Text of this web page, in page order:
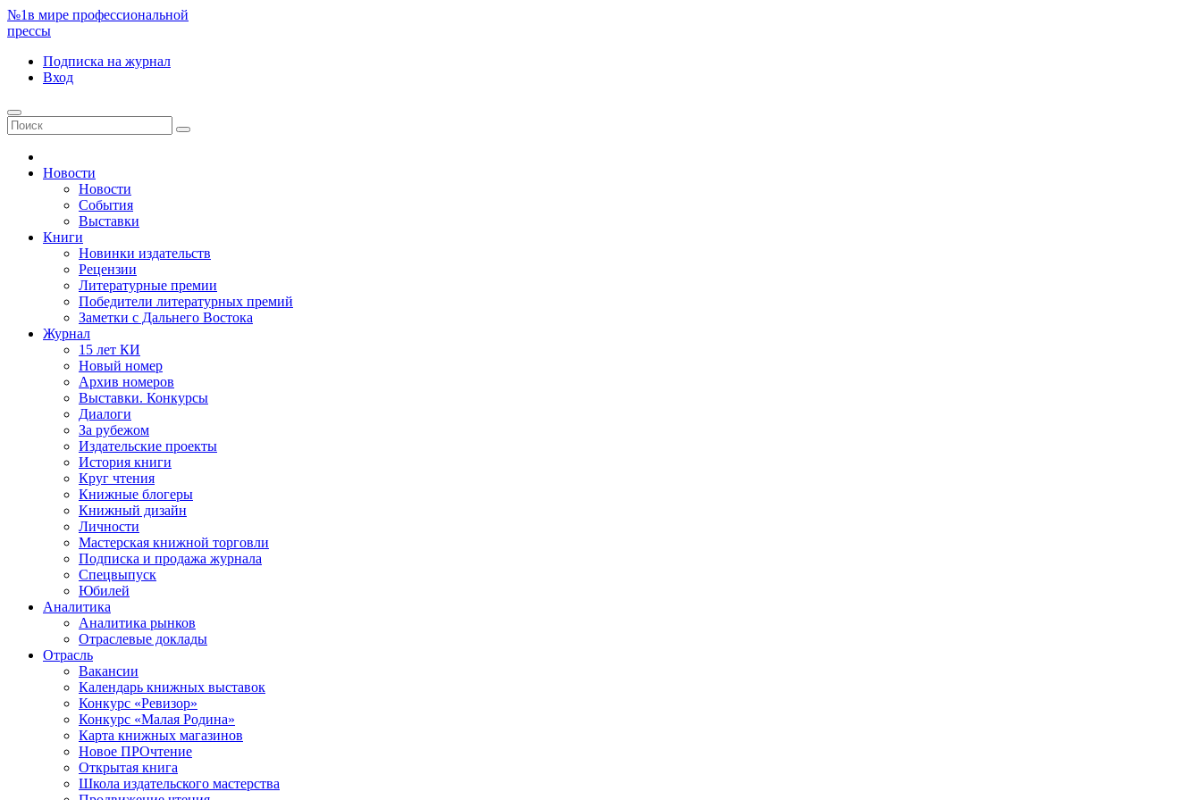
№1в мире профессиональной
прессы
Подписка на журнал
Вход
Новости
Новости
События
Выставки
Книги
Новинки издательств
Рецензии
Литературные премии
Победители литературных премий
Заметки с Дальнего Востока
Журнал
15 лет КИ
Новый номер
Архив номеров
Выставки. Конкурсы
Диалоги
За рубежом
Издательские проекты
История книги
Круг чтения
Книжные блогеры
Книжный дизайн
Личности
Мастерская книжной торговли
Подписка и продажа журнала
Спецвыпуск
Юбилей
Аналитика
Аналитика рынков
Отраслевые доклады
Отрасль
Вакансии
Календарь книжных выставок
Конкурс «Ревизор»
Конкурс «Малая Родина»
Карта книжных магазинов
Новое ПРОчтение
Открытая книга
Школа издательского мастерства